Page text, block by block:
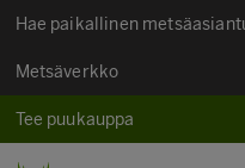
Hae paikallinen
Metsäverkko
Tee puukauppa